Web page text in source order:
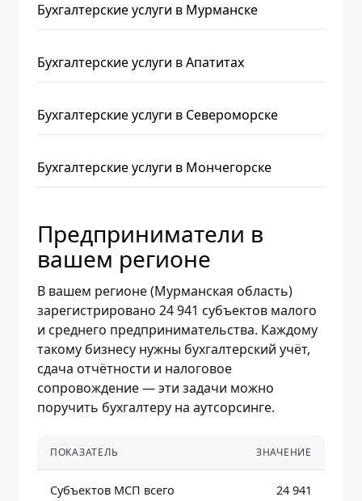
Бухгалтерские услуги в Мурманске
Бухгалтерские услуги в Апатитах
Бухгалтерские услуги в Североморске
Бухгалтерские услуги в Мончегорске
Предприниматели в
вашем регионе
В вашем регионе (Мурманская область)
зарегистрировано 24 941 субъектов малого
и среднего предпринимательства. Каждому
такому бизнесу нужны бухгалтерский учёт,
сдача отчётности и налоговое
сопровождение — эти задачи можно
поручить бухгалтеру на аутсорсинге.
ПОКАЗАТЕЛЬ ЗНАЧЕНИЕ
Субъектов МСП всего 24 941